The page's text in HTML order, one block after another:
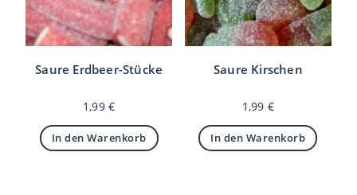
Saure Erdbeer-Stücke
1,99€
In den Warenkorb
Saure Kirschen
1,99 €
In den Warenkorb